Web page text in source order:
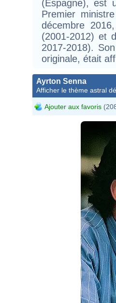
(Espagne), est
Premier
décembre
(2001-2012) et
2017-2018).
originale, était
Ayrton Senna
Afficher le thème astral
Ajouter aux favoris